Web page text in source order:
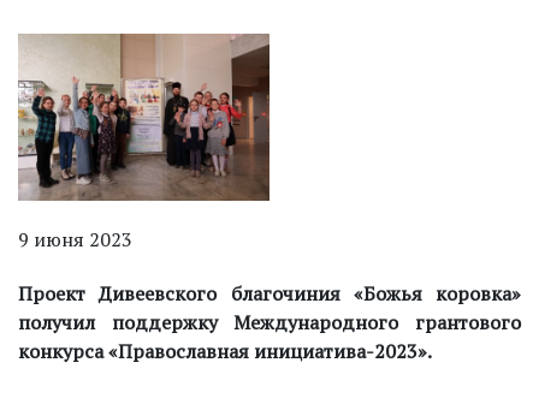
9 июня 2023
Проект Дивеевского благочиния «Божья коровка»
получил поддержку Международного грантового
конкурса «Православная инициатива-2023».